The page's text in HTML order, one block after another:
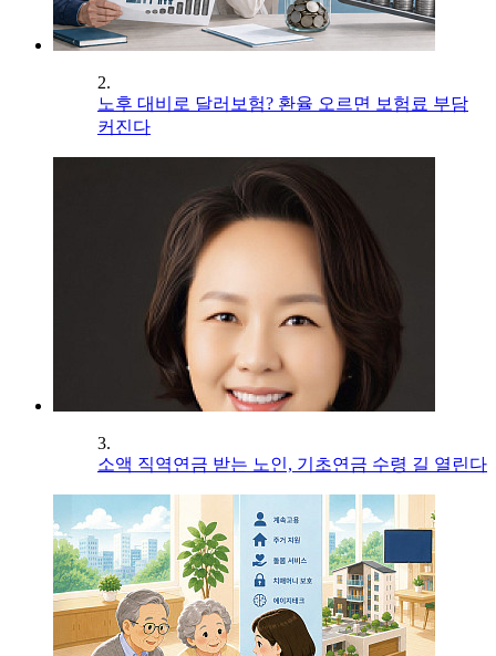
2.
노후 대비로 달러보험? 환율 오르면 보험료 부담
커진다
3.
소액 직역연금 받는 노인, 기초연금 수령 길 열린다